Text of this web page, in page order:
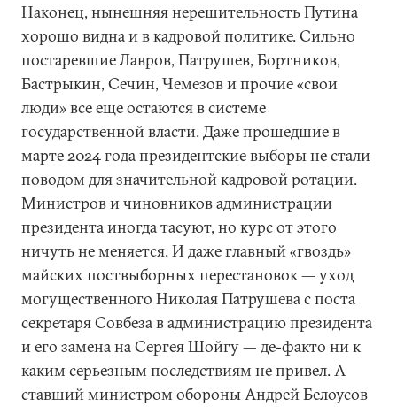
Наконец, нынешняя нерешительность Путина
хорошо видна и в кадровой политике. Сильно
постаревшие Лавров, Патрушев, Бортников,
Бастрыкин, Сечин, Чемезов и прочие «свои
люди» все еще остаются в системе
государственной власти. Даже прошедшие в
марте 2024 года президентские выборы не стали
поводом для значительной кадровой ротации.
Министров и чиновников администрации
президента иногда тасуют, но курс от этого
ничуть не меняется. И даже главный «гвоздь»
майских поствыборных перестановок — уход
могущественного Николая Патрушева с поста
секретаря Совбеза в администрацию президента
и его замена на Сергея Шойгу — де-факто ни к
каким серьезным последствиям не привел. А
ставший министром обороны Андрей Белоусов